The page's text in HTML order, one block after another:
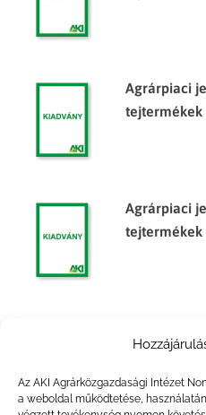
Az AKI Agrárközgazdasági Intézet
a weboldal működtetése,
Agrárpiaci
tejtermékek
Agrárpiaci
tejtermékek
tejtermékek